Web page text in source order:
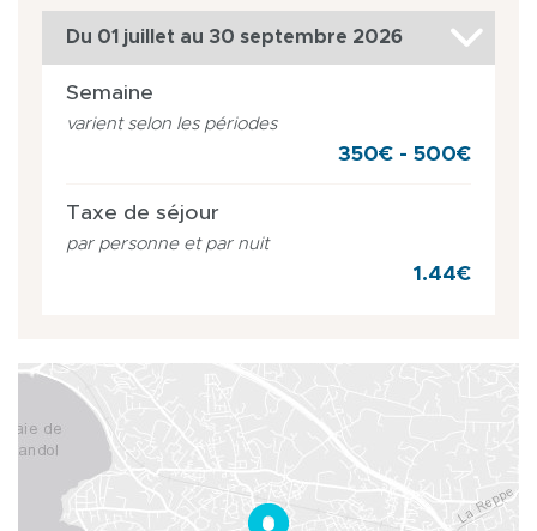
Du 01 juillet au 30 septembre 2026
Semaine
varient selon les périodes
350€ - 500€
Taxe de séjour
par personne et par nuit
1.44€